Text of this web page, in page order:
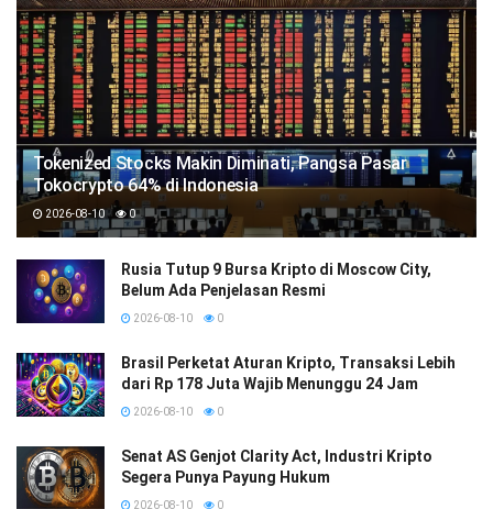
Tokenized Stocks Makin Diminati, Pangsa Pasar
Tokocrypto 64% di Indonesia
2026-08-10 0
Rusia Tutup 9 Bursa Kripto di Moscow City,
Belum Ada Penjelasan Resmi
2026-08-10 0
Brasil Perketat Aturan Kripto, Transaksi Lebih
dari Rp 178 Juta Wajib Menunggu 24 Jam
2026-08-10 0
Senat AS Genjot Clarity Act, Industri Kripto
Segera Punya Payung Hukum
2026-08-10 0